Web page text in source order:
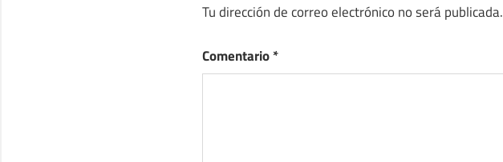
Tu dirección de correo electrónico no será publicada.
Comentario*